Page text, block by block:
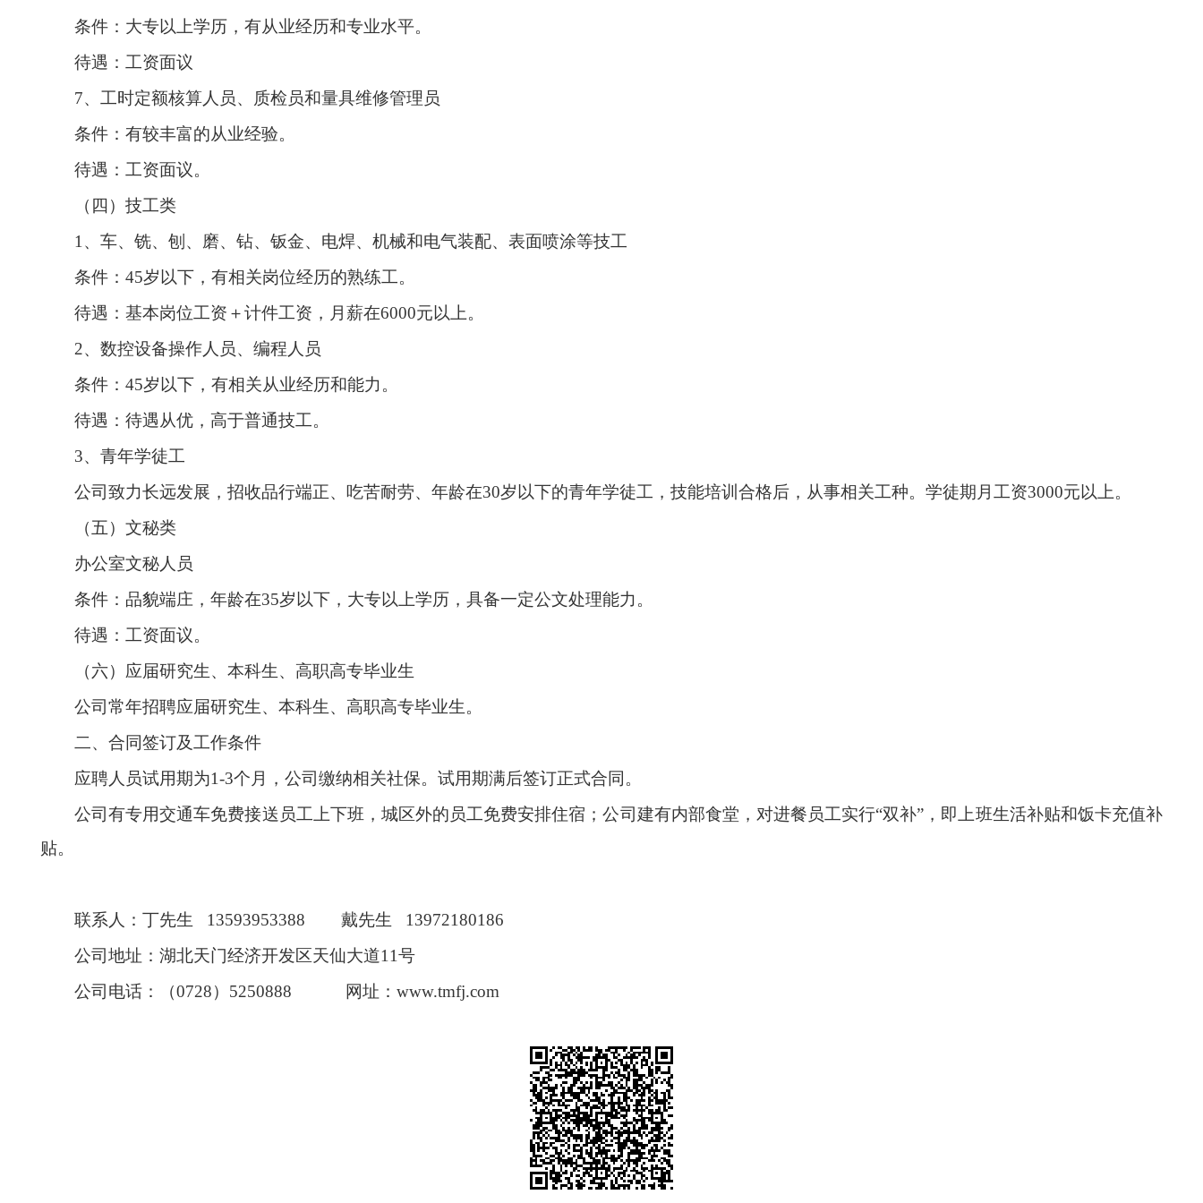
条件：大专以上学历，有从业经历和专业水平。
待遇：工资面议
7、工时定额核算人员、质检员和量具维修管理员
条件：有较丰富的从业经验。
待遇：工资面议。
（四）技工类
1、车、铣、刨、磨、钻、钣金、电焊、机械和电气装配、表面喷涂等技工
条件：45岁以下，有相关岗位经历的熟练工。
待遇：基本岗位工资＋计件工资，月薪在6000元以上。
2、数控设备操作人员、编程人员
条件：45岁以下，有相关从业经历和能力。
待遇：待遇从优，高于普通技工。
3、青年学徒工
公司致力长远发展，招收品行端正、吃苦耐劳、年龄在30岁以下的青年学徒工，技能培训合格后，从事相关工种。学徒期月工资3000元以上。
（五）文秘类
办公室文秘人员
条件：品貌端庄，年龄在35岁以下，大专以上学历，具备一定公文处理能力。
待遇：工资面议。
（六）应届研究生、本科生、高职高专毕业生
公司常年招聘应届研究生、本科生、高职高专毕业生。
二、合同签订及工作条件
应聘人员试用期为1-3个月，公司缴纳相关社保。试用期满后签订正式合同。
公司有专用交通车免费接送员工上下班，城区外的员工免费安排住宿；公司建有内部食堂，对进餐员工实行“双补”，即上班生活补贴和饭卡充值补
贴。
联系人：丁先生 13593953388 戴先生 13972180186
公司地址：湖北天门经济开发区天仙大道11号
公司电话：（0728）5250888 网址：www.tmfj.com